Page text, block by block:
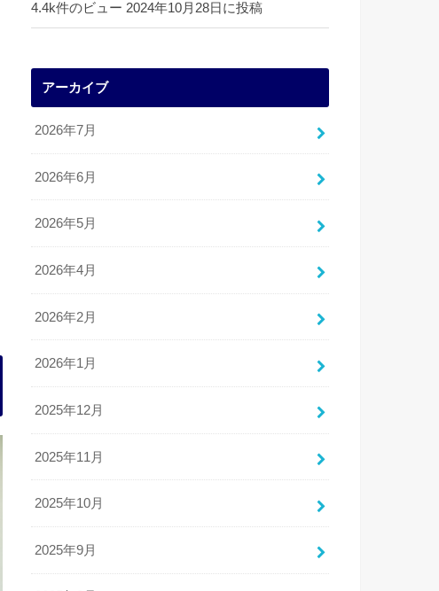
4.4k件のビュー 2024年10月28日に投稿
アーカイブ
2026年7月
2026年6月
2026年5月
2026年4月
2026年2月
2026年1月
2025年12月
2025年11月
2025年10月
2025年9月